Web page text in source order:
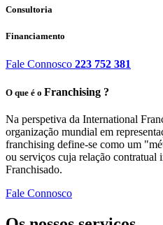
Consultoria
Financiamento
Fale Connosco 223 752 381
O que é o Franchising ?
Na perspetiva da International
organização mundial em
franchising define-se como um
ou serviços cuja relação contratual
Franchisado.
Fale Connosco